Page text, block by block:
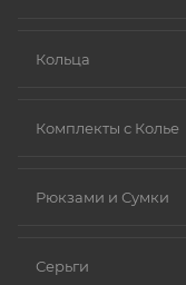
Кольца
Комплекты с Колье
Рюкзами и Сумки
Серьги